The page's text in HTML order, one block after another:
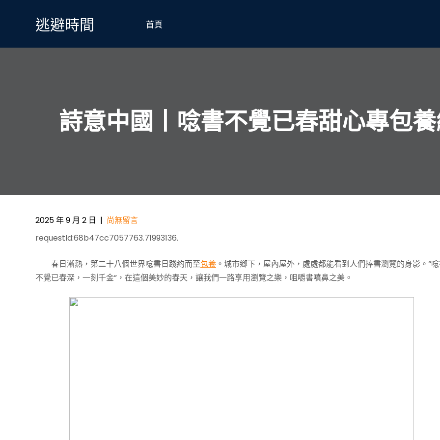
逃避時間 首頁
詩意中國丨唸書不覺已春甜心專包
2025 年 9 月 2 日 | 尚無留言
requestId:68b47cc7057763.71993136.
春日漸熱，第二十八個世界唸書日踐約而至包養 。城市鄉下，屋內屋外，處處都能看到人們捧書瀏覽的身影。“
不覺已春深，一刻千金”，在這個美妙的春天，讓我們一路享用瀏覽之樂，咀嚼書噴鼻之美。
Post
navigation